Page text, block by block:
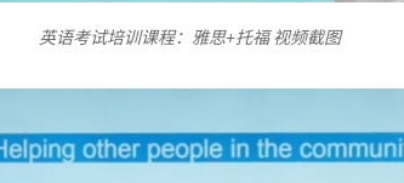
英语考试培训课程：雅思+托福 视频截图